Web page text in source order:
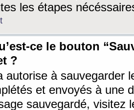
les étapes
ce le bouton
?
autorise à sauvegarder
et envoyés à une
sauvegardé, visitez